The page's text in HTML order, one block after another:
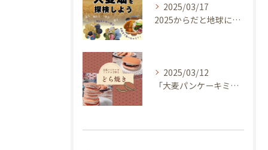
2025/03/17
2025からだと地球にやさしい大麦de体験しよう ～ 今年のキャッチフレーズは 『大麦畑を探検しよう！』イベントのご案内
2025/03/12
「大麦パンケーキミックス」を使ってどら焼き作ってみませんか？